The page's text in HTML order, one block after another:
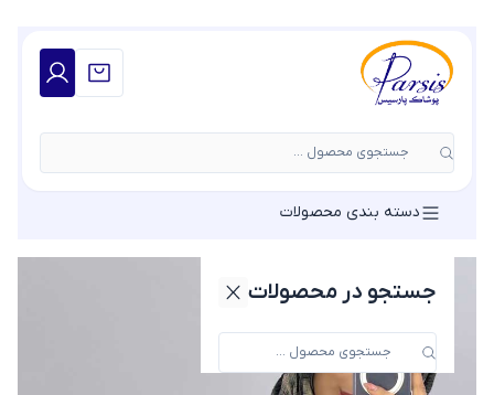
جستجوی محصول ...
جستجو در محصولات
دسته بندی محصولات